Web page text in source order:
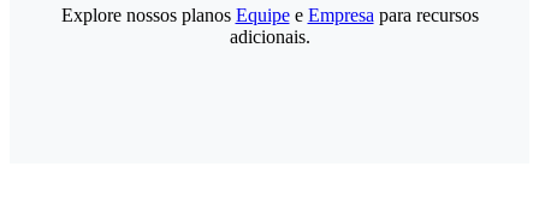
Explore nossos planos Equipee Empresa para recursos
adicionais.